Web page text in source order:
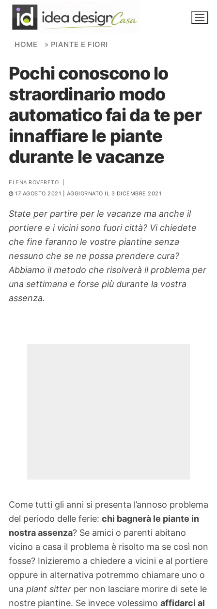
Skip to content
NOVITÀ
AMBIENTI
FAI DA TE
PIANTE
Ortaggio
HOME » PIANTE E FIORI
Pochi conoscono lo
straordinario modo
automatico fai da te per
innaffiare le piante
durante le vacanze
ELENA ROVERETO
17 AGOSTO 2021 | AGGIORNATO IL 3 DICEMBRE 2021
State per partire per le vacanze ma anche il
portiere e i vicini sono fuori città? Vi chiedete
che fine faranno le vostre piantine senza
nessuno che se ne possa prendere cura?
Abbiamo il metodo che risolverà il problema per
una settimana e forse più durante la vostra
assenza.
Come tutti gli anni si presenta l’annoso problema
del periodo delle ferie: chi bagnerà le piante in
nostra assenza? Se amici o parenti abitano
vicino a casa il problema è risolto ma se così non
fosse? Inizieremo a chiedere a vicini e al portiere
oppure in alternativa potremmo chiamare uno o
una plant sitter per non lasciare morire di sete le
nostre piantine. Se invece volessimo affidarci al